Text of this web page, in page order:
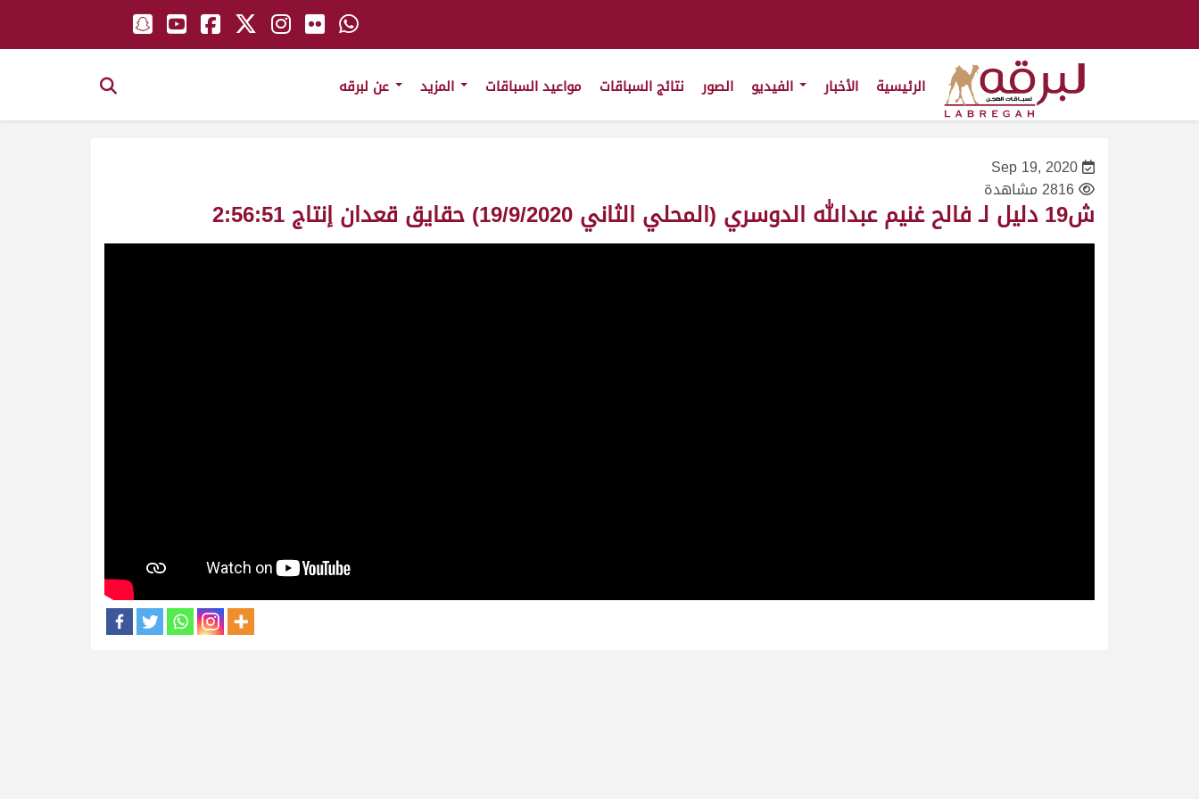
الرئيسية الأخبار الصور نتائج السباقات مواعيد السباقات
Sep 19, 2020
2816 مشاهدة
ش19 دليل لـ فالح غنيم عبدالله الدوسري (المحلي الثاني 19/9/2020) حقايق قعدان إنتاج 2:56:51